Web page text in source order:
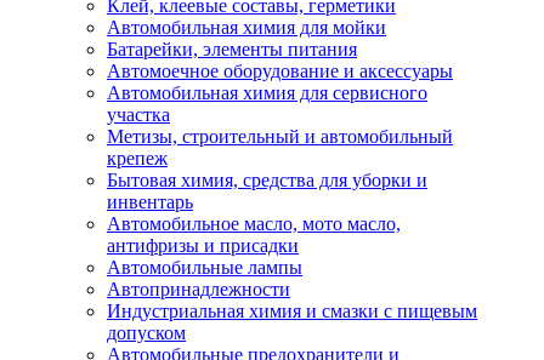
Клей, клеевые составы, герметики
Автомобильная химия для мойки
Батарейки, элементы питания
Автомоечное оборудование и аксессуары
Автомобильная химия для сервисного
участка
Метизы, строительный и автомобильный
крепеж
Бытовая химия, средства для уборки и
инвентарь
Автомобильное масло, мото масло,
антифризы и присадки
Автомобильные лампы
Автопринадлежности
Индустриальная химия и смазки с пищевым
допуском
Автомобильные предохранители и